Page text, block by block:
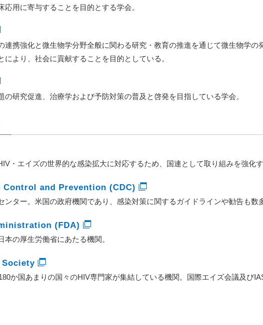
応用に寄与することを目的とする学会。
連携強化と微生物学分野全般に関わる研究・教育の推進を通じて微生物学の
により、社会に貢献することを目的としている。
の研究促進、治療学および予防対策の普及と啓発を目指している学会。
・エイズの世界的な感染拡大に対応するため、国連として取り組みを強化
and Prevention (CDC)
ンター。米国の政府機関であり、感染対策に関するガイドラインや勧告も数
(FDA)
本の厚生労働省にあたる機関。
か国あまりの国々のHIV専門家が集結している機関。国際エイズ会議及び